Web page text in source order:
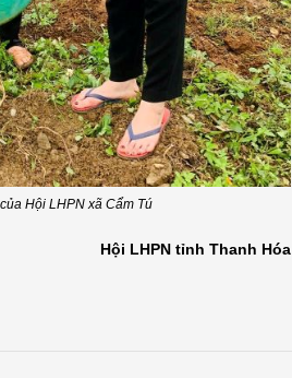
Hội LHPN xã Cẩm Tú
Hội LHPN tỉnh Thanh Hóa